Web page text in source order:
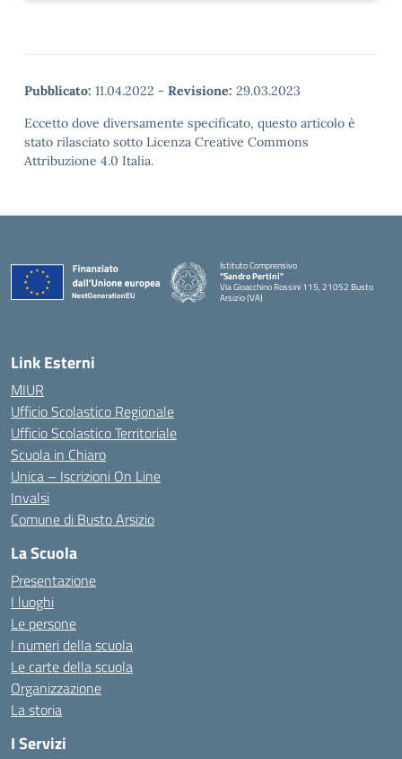
Pubblicato: 11.04.2022 - Revisione: 29.03.2023
Eccetto dove diversamente specificato, questo articolo è
stato rilasciato sotto Licenza Creative Commons
Attribuzione 4.0 Italia.
Istituto Comprensivo
"Sandro Pertini"
Via Gioacchino Rossini 115, 21052 Busto
Arsizio (VA)
Link Esterni
MIUR
Ufficio Scolastico Regionale
Ufficio Scolastico Territoriale
Scuola in Chiaro
Unica – Iscrizioni On Line
Invalsi
Comune di Busto Arsizio
La Scuola
Presentazione
I luoghi
Le persone
I numeri della scuola
Le carte della scuola
Organizzazione
La storia
I Servizi